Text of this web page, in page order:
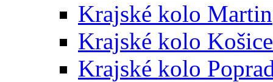
Krajské kolo Martin
Krajské kolo Košice
Krajské kolo